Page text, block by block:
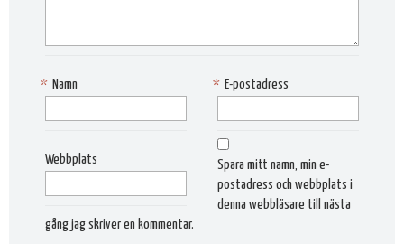
Namn
* E-postadress
*
Webbplats
Spara mitt namn, min e-
postadress och webbplats i
denna webbläsare till nästa
gång jag skriver en kommentar.